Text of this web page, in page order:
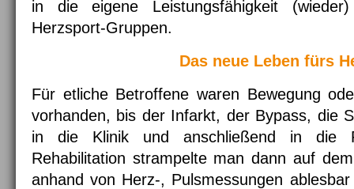
in die eigene Leistungsfähigkeit
Herzsport-Gruppen.
Das neue Leben fürs
Für etliche Betroffene waren Bewegung
vorhanden, bis der Infarkt, der Bypass, die
in die Klinik und anschließend in die
Rehabilitation strampelte man dann auf
anhand von Herz-, Pulsmessungen